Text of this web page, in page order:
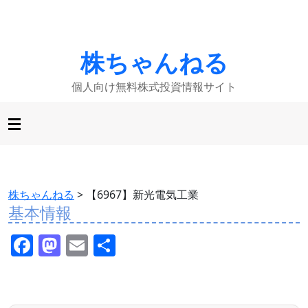
株ちゃんねる
個人向け無料株式投資情報サイト
株ちゃんねる > 【6967】新光電気工業
基本情報
F M E